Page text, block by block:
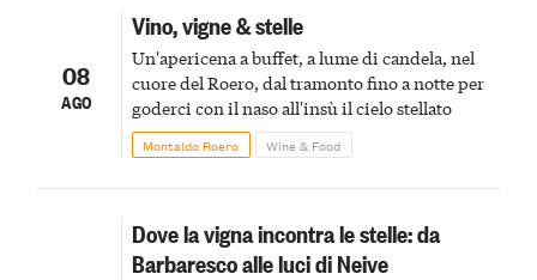
08
AGO
Vino, vigne & stelle
Un'apericena a buffet, a lume di candela, nel
cuore del Roero, dal tramonto fino a notte per
goderci con il naso all'insù il cielo stellato
Montaldo Roero Wine & Food
Dove la vigna incontra le stelle: da
Barbaresco alle luci di Neive